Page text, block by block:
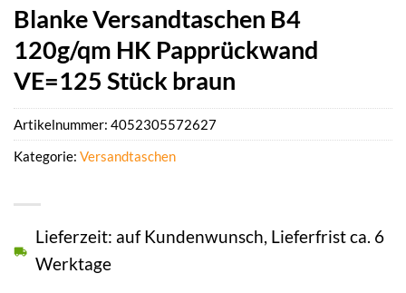
Blanke Versandtaschen B4
120g/qm HK Papprückwand
VE=125 Stück braun
Lieferzeit: auf Kundenwunsch, Lieferfrist ca. 6
Werktage
Artikelnummer: 4052305572627
Kategorie: Versandtaschen